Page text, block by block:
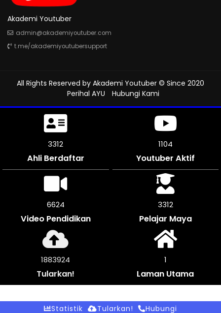
Akademi Youtuber
admin@akademiyoutuber.com
t.me/akademiyoutubersupport
All Rights Reserved by Akademi Youtuber © Since 2020
Perihal AYU
Hubungi Kami
3699
Ahli Berdaftar
1233
Youtuber Aktif
7398
Video Pendidikan
3696
Pelajar Maya
2104256
Tularkan!
1
Laman Utama
Statistik Tularkan! Hubungi